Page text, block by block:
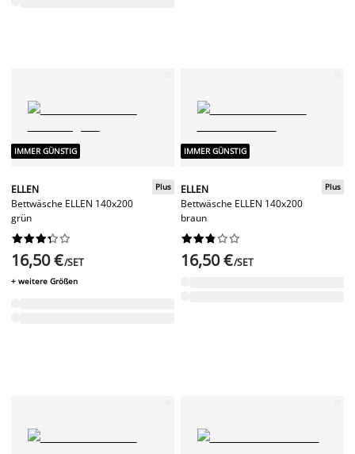
IMMER GÜNSTIG
ELLEN
Bettwäsche ELLEN 140x200
grün
Plus






16,50 €/SET
+ weitere Größen
IMMER GÜNSTIG
ELLEN
Bettwäsche ELLEN 140x200
braun
Plus






16,50 €/SET